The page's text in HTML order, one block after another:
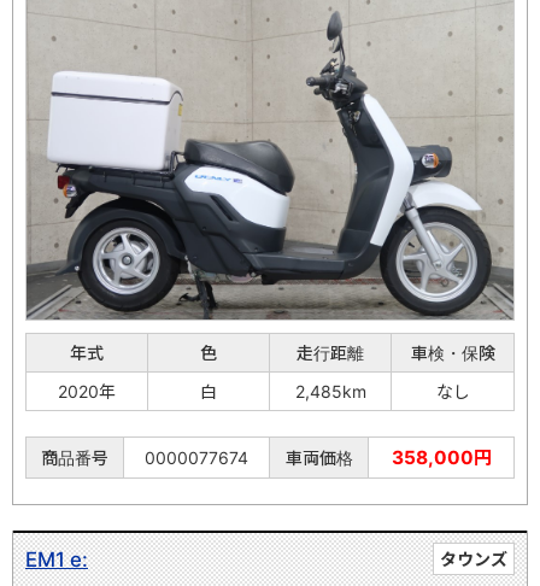
年式 色 走行距離
車検・保険
2020年
白 2,485km なし
商品番号 0000077674 車両価格 358,000円
タウンズ
EM1 e: